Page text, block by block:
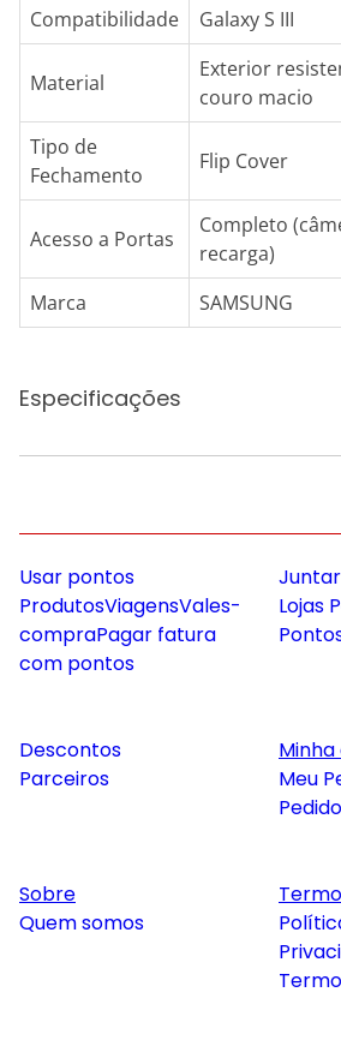
Compatibilidade
Galaxy S III
Material
Exterior
couro macio
Tipo de
Fechamento
Flip Cover
Acesso a Portas
Completo
recarga)
Marca
SAMSUNG
Especificações
Usar pontos
ProdutosViagensVales-
compraPagar fatura
com pontos
Lojas
Descontos
Parceiros
Meu
Sobre
Quem somos